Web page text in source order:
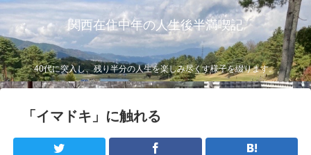
関西在住中年の人生後半満喫記
40代に突入し、残り半分の人生を楽しみ尽くす様子を綴ります。
「イマドキ」に触れる